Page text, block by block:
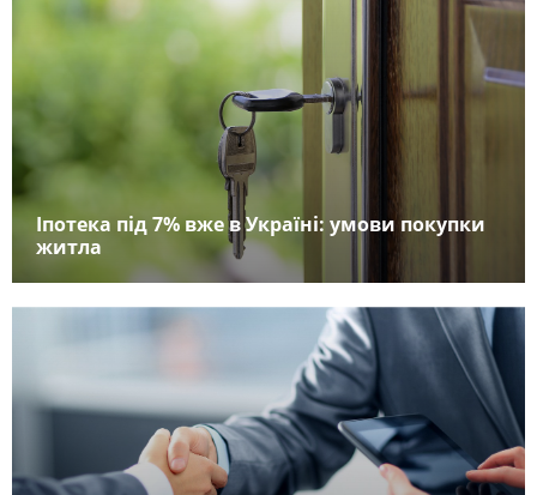
Іпотека під 7% вже в Україні: умови покупки
житла